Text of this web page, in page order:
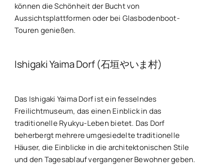
können die Schönheit der Bucht von
Aussichtsplattformen oder bei Glasbodenboot-
Touren genießen.
Ishigaki Yaima Dorf (石垣やいま村)
Das Ishigaki Yaima Dorf ist ein fesselndes
Freilichtmuseum, das einen Einblick in das
traditionelle Ryukyu-Leben bietet. Das Dorf
beherbergt mehrere umgesiedelte traditionelle
Häuser, die Einblicke in die architektonischen Stile
und den Tagesablauf vergangener Bewohner geben.